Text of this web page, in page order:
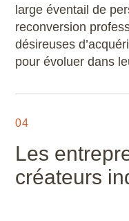
large éventail de
reconversion
désireuses
pour évoluer dans
04
Les
créateurs